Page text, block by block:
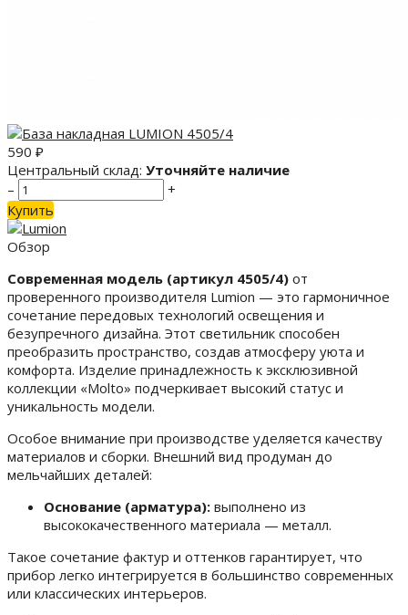
590 ₽
Центральный склад: Уточняйте наличие
–
+
Купить
Обзор
Современная модель (артикул 4505/4) от
проверенного производителя Lumion — это гармоничное
сочетание передовых технологий освещения и
безупречного дизайна. Этот светильник способен
преобразить пространство, создав атмосферу уюта и
комфорта. Изделие принадлежность к эксклюзивной
коллекции «Molto» подчеркивает высокий статус и
уникальность модели.
Особое внимание при производстве уделяется качеству
материалов и сборки. Внешний вид продуман до
мельчайших деталей:
Основание (арматура): выполнено из
высококачественного материала — металл.
Такое сочетание фактур и оттенков гарантирует, что
прибор легко интегрируется в большинство современных
или классических интерьеров.